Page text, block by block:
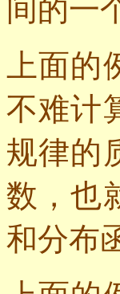
间的一
上面
不难计
规律的
数，也
和分布